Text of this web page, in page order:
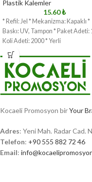
Plastik Kalemler
15.60₺
* Refil: Jel * Mekanizma: Kapaklı *
Baskı: UV, Tampon * Paket Adeti:
Koli Adeti: 2000 * Yerli
Kocaeli Promosyon birYour
Adres: Yeni Mah. Radar Cad.
Telefon: +90 555 882 72 46
Email: